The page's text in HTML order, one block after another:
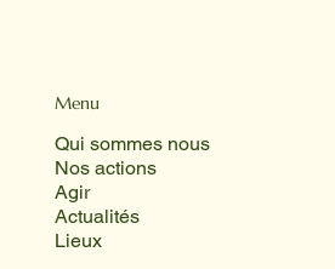
Menu
Qui sommes nous
Nos actions
Agir
Actualités
Lieux